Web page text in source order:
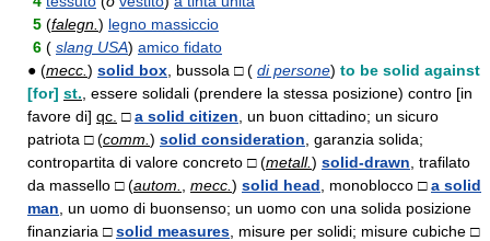
5 (falegn. ) legno massiccio
6 ( slang USA) amico fidato
● (mecc. ) solid box , bussola □ ( di persone) to be solid against
[for] st. , essere solidali (prendere la stessa posizione) contro [in
favore di] qc. □a solid citizen , un buon cittadino; un sicuro
patriota □ (comm. ) solid consideration , garanzia solida;
contropartita di valore concreto □ (metall.) solid-drawn , trafilato
da massello □ (autom. mecc. ) solid head , monoblocco □a solid
man , un uomo di buonsenso; un uomo con una solida posizione
finanziaria □solid measures , misure per solidi; misure cubiche □